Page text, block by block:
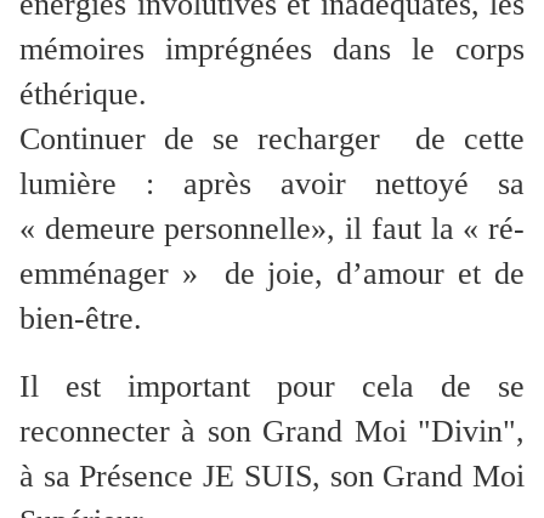
mémoires imprégnées dans le corps
éthérique.
Continuer de se recharger de cette
lumière : après avoir nettoyé sa
« demeure personnelle», il faut la « ré-
emménager » de joie, d’amour et de
bien-être.
Il est important pour cela de se
reconnecter à son Grand Moi "Divin",
à sa Présence JE SUIS, son Grand Moi